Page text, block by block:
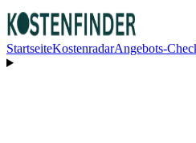
StartseiteKostenradarAngebots-